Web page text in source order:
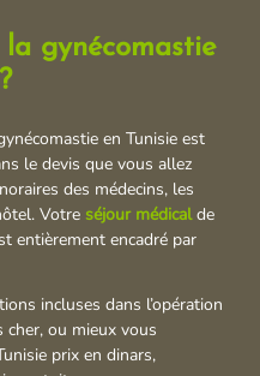
gynécomastie
en Tunisie est
le devis que vous allez
des médecins, les
Votre séjour médicalde
entièrement encadré par
incluses dans l’opération
cher, ou mieux vous
prix en dinars,